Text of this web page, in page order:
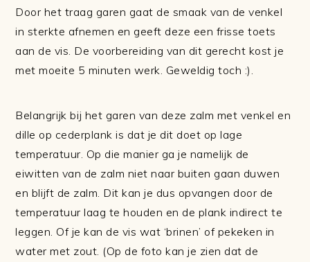
Door het traag garen gaat de smaak van de venkel
in sterkte afnemen en geeft deze een frisse toets
aan de vis. De voorbereiding van dit gerecht kost je
met moeite 5 minuten werk. Geweldig toch :).
Belangrijk bij het garen van deze zalm met venkel en
dille op cederplank is dat je dit doet op lage
temperatuur. Op die manier ga je namelijk de
eiwitten van de zalm niet naar buiten gaan duwen
en blijft de zalm. Dit kan je dus opvangen door de
temperatuur laag te houden en de plank indirect te
leggen. Of je kan de vis wat ‘brinen’ of pekeken in
water met zout. (Op de foto kan je zien dat de